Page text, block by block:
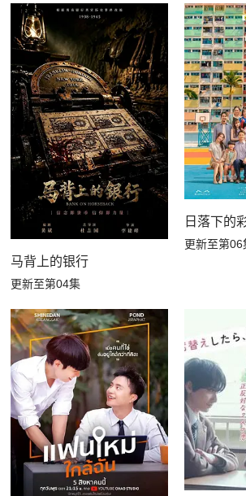
马背上的银行
更新至第04集
日落下的
更新至第06